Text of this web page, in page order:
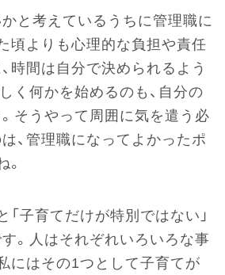
と考えているうちに管理職に
頃よりも心理的な負担や責任
時間は自分で決められるよう
く何かを始めるのも、自分の
そうやって周囲に気を遣う必
、管理職になってよかったポ
子育てだけが特別ではない」
。人はそれぞれいろいろな事
にはその1つとして子育てが